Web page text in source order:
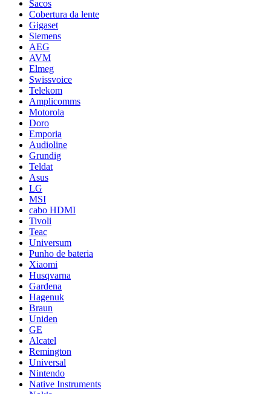
Sacos
Cobertura da lente
Gigaset
Siemens
AEG
AVM
Elmeg
Swissvoice
Telekom
Amplicomms
Motorola
Doro
Emporia
Audioline
Grundig
Teldat
Asus
LG
MSI
cabo HDMI
Tivoli
Teac
Universum
Punho de bateria
Xiaomi
Husqvarna
Gardena
Hagenuk
Braun
Uniden
GE
Alcatel
Remington
Universal
Nintendo
Native Instruments